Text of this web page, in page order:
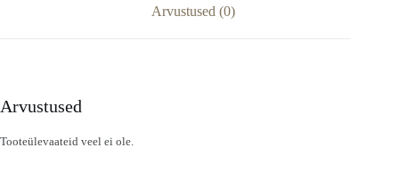
Arvustused (0)
Arvustused
Tooteülevaateid veel ei ole.